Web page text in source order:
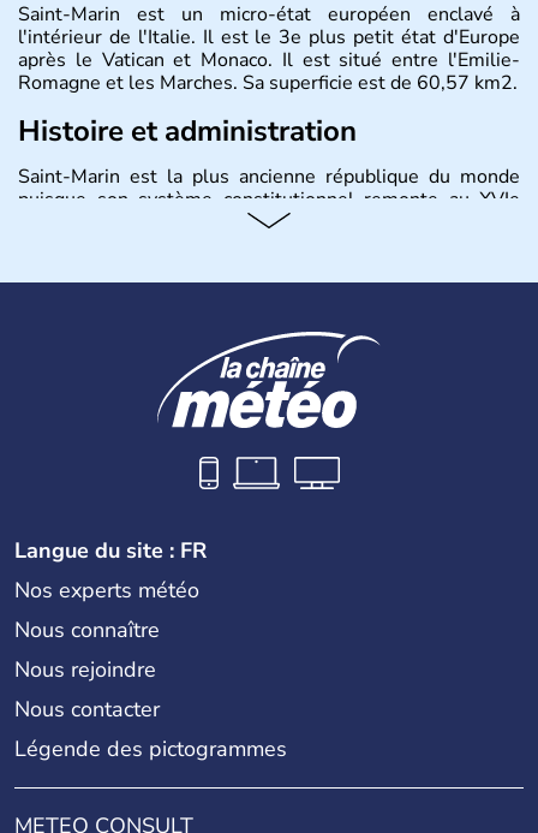
Saint-Marin est un micro-état européen enclavé à
l'intérieur de l'Italie. Il est le 3e plus petit état d'Europe
après le Vatican et Monaco. Il est situé entre l'Emilie-
Romagne et les Marches. Sa superficie est de 60,57 km2.
Histoire et administration
Saint-Marin est la plus ancienne république du monde
puisque son système constitutionnel remonte au XVIe
siècle. Saint-Marin est devenu membre du Conseil de
Langue du site : FR
Nos experts météo
Nous connaître
Nous rejoindre
Nous contacter
Légende des pictogrammes
METEO CONSULT